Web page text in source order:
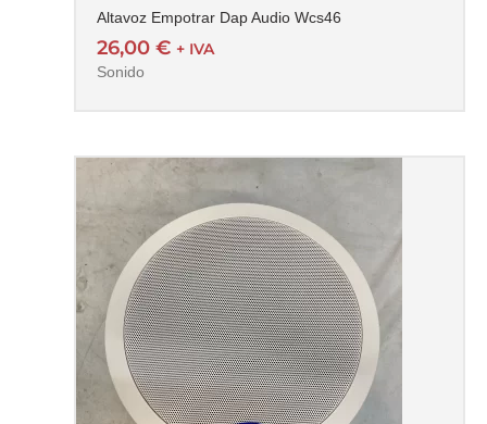
Altavoz Empotrar Dap Audio Wcs46
26,00€ + IVA
Sonido